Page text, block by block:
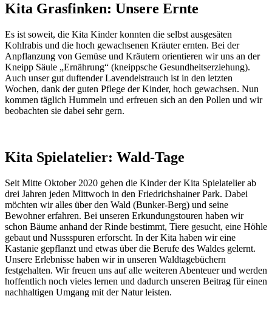
Kita Grasfinken: Unsere Ernte
Es ist soweit, die Kita Kinder konnten die selbst ausgesäten
Kohlrabis und die hoch gewachsenen Kräuter ernten. Bei der
Anpflanzung von Gemüse und Kräutern orientieren wir uns an der
Kneipp Säule „Ernährung“ (kneippsche Gesundheitserziehung).
Auch unser gut duftender Lavendelstrauch ist in den letzten
Wochen, dank der guten Pflege der Kinder, hoch gewachsen. Nun
kommen täglich Hummeln und erfreuen sich an den Pollen und wir
beobachten sie dabei sehr gern.
Kita Spielatelier: Wald-Tage
Seit Mitte Oktober 2020 gehen die Kinder der Kita Spielatelier ab
drei Jahren jeden Mittwoch in den Friedrichshainer Park. Dabei
möchten wir alles über den Wald (Bunker-Berg) und seine
Bewohner erfahren. Bei unseren Erkundungstouren haben wir
schon Bäume anhand der Rinde bestimmt, Tiere gesucht, eine Höhle
gebaut und Nussspuren erforscht. In der Kita haben wir eine
Kastanie gepflanzt und etwas über die Berufe des Waldes gelernt.
Unsere Erlebnisse haben wir in unseren Waldtagebüchern
festgehalten. Wir freuen uns auf alle weiteren Abenteuer und werden
hoffentlich noch vieles lernen und dadurch unseren Beitrag für einen
nachhaltigen Umgang mit der Natur leisten.